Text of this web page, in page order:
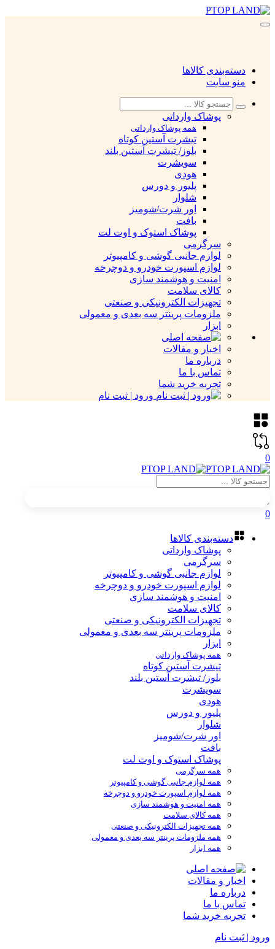
دسته‌بندی کالاها
منو سایت
پوشاک وارداتی
همه پوشاک وارداتی
تیشرت آستین کوتاه
بلوز/ تیشرت آستین بلند
سویشرت
هودی
پلیور و دورس
شلوار
اور شرت/شومیز
بافت
پوشاک استوک و اوت لت
سرگرمی
لوازم جانبی گوشی و کامپیوتر
لوازم اسپورت خودرو و دوچرخه
امنیت و هوشمند سازی
کالای سلامت
تجهیزات الکترونیکی و صنعتی
ملزومات پرینتر سه بعدی و معمولی
ابزار
اخبار و مقالات
درباره ما
تماس با ما
تجربه خرید شما
ورود | ثبت نام
0
0
دسته‌بندی کالاها
پوشاک وارداتی
سرگرمی
لوازم جانبی گوشی و کامپیوتر
لوازم اسپورت خودرو و دوچرخه
امنیت و هوشمند سازی
کالای سلامت
تجهیزات الکترونیکی و صنعتی
ملزومات پرینتر سه بعدی و معمولی
ابزار
همه پوشاک وارداتی
تیشرت آستین کوتاه
بلوز/ تیشرت آستین بلند
سویشرت
هودی
پلیور و دورس
شلوار
اور شرت/شومیز
بافت
پوشاک استوک و اوت لت
همه سرگرمی
همه لوازم جانبی گوشی و کامپیوتر
همه لوازم اسپورت خودرو و دوچرخه
همه امنیت و هوشمند سازی
همه کالای سلامت
همه تجهیزات الکترونیکی و صنعتی
همه ملزومات پرینتر سه بعدی و معمولی
همه ابزار
اخبار و مقالات
درباره ما
تماس با ما
تجربه خرید شما
ورود | ثبت نام